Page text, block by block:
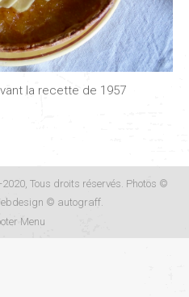
la recette de 1957
Tous droits réservés. Photos ©
© autograff.
Menu